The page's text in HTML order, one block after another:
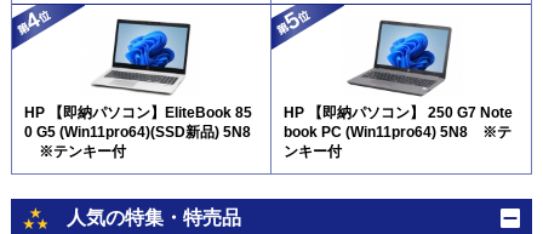
HP 【即納パソコン】EliteBook 85
0 G5 (Win11pro64)(SSD新品) 5N8
※テンキー付
HP 【即納パソコン】 250 G7 Note
book PC (Win11pro64) 5N8 ※テ
ンキー付
人気の特集・特売品